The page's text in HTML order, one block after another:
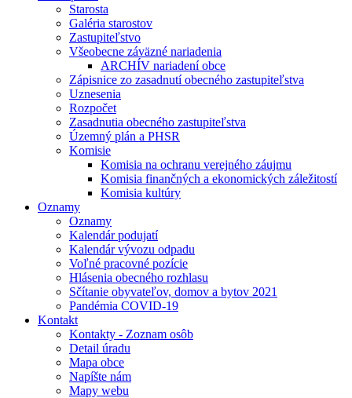
Starosta
Galéria starostov
Zastupiteľstvo
Všeobecne záväzné nariadenia
ARCHÍV nariadení obce
Zápisnice zo zasadnutí obecného zastupiteľstva
Uznesenia
Rozpočet
Zasadnutia obecného zastupiteľstva
Územný plán a PHSR
Komisie
Komisia na ochranu verejného záujmu
Komisia finančných a ekonomických záležitostí
Komisia kultúry
Oznamy
Oznamy
Kalendár podujatí
Kalendár vývozu odpadu
Voľné pracovné pozície
Hlásenia obecného rozhlasu
Sčítanie obyvateľov, domov a bytov 2021
Pandémia COVID-19
Kontakt
Kontakty - Zoznam osôb
Detail úradu
Mapa obce
Napíšte nám
Mapy webu